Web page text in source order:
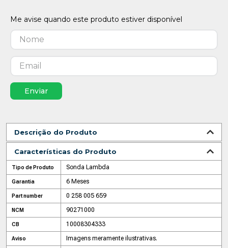
Enviar
Descrição do Produto
Características do Produto
Tipo de Produto Sonda Lambda
Garantia 6 Meses
Part number 0 258 005 659
NCM 90271000
CB 10008304333
Aviso Imagens meramente ilustrativas.